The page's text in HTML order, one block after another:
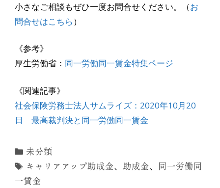
小さなご相談もぜひ一度お問合せください。（お
問合せはこちら）
《参考》
厚生労働省： 同一労働同一賃金特集ページ
《関連記事》
社会保険労務士法人サムライズ：2020年10月20
日 最高裁判決と同一労働同一賃金
カ
テ
ゴ
未分類
タ
グ
キャリアアップ助成金、助成金、 同一労働同
一賃金